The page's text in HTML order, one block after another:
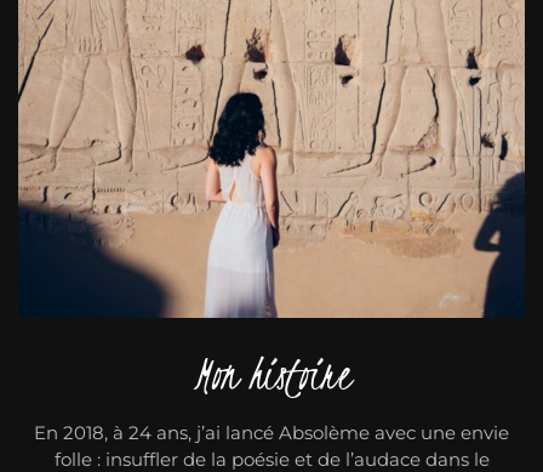
Mon histoire
En 2018, à 24 ans, j’ai lancé Absolème avec une envie
folle : insuffler de la poésie et de l’audace dans le